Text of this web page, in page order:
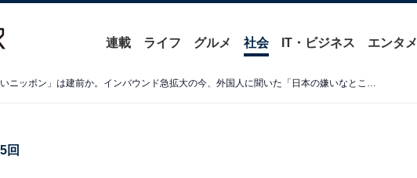
連載 ライフ グルメ 社会 IT・ビジネス エンタメ
もはや「素晴らしいニッポン」は建前か。インバウンド急拡大の今、外国人に聞いた「日本の嫌いなところ」
回